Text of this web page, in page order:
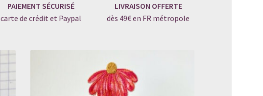
PAIEMENT SÉCURISÉ
carte de crédit et Paypal
LIVRAISON OFFERTE
dès 49€ en FR métropole